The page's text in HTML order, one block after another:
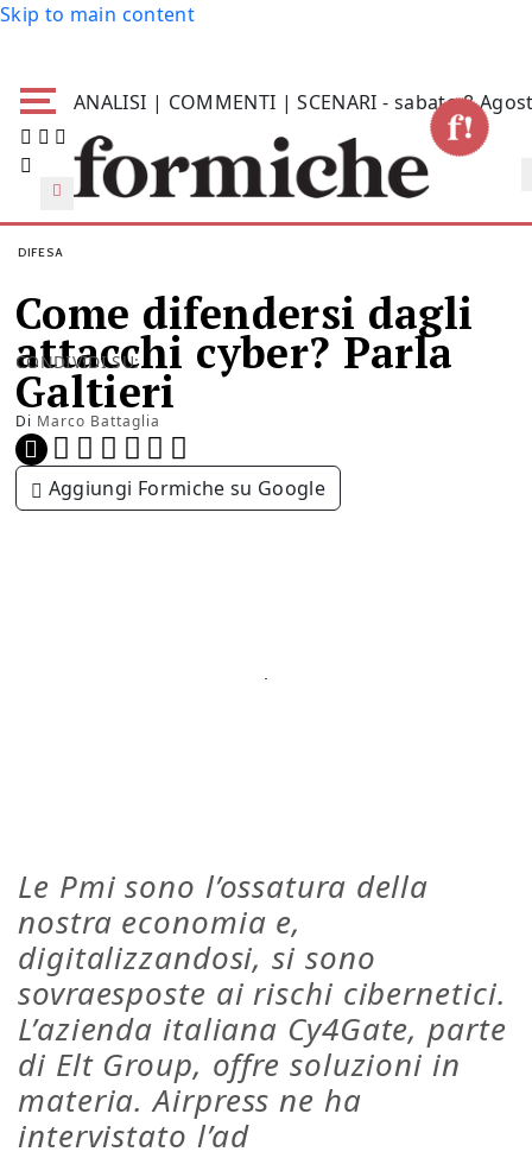
Skip to main content
ANALISI | COMMENTI | SCENARI - sabato 8
DIFESA
Come difendersi dagli
attacchi cyber? Parla
Galtieri
Di Marco Battaglia
CONDIVIDI SU:
Aggiungi Formiche su Google
Le Pmi sono l’ossatura della
nostra economia e,
digitalizzandosi, si sono
sovraesposte ai rischi cibernetici.
L’azienda italiana Cy4Gate, parte
di Elt Group, offre soluzioni in
materia.Airpress ne ha
intervistato l’ad